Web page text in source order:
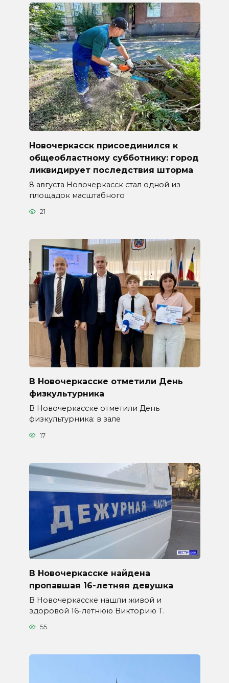
Новочеркасск присоединился к
общеобластному субботнику: город
ликвидирует последствия шторма
8 августа Новочеркасск стал одной из
площадок масштабного
21
В Новочеркасске отметили День
физкультурника
В Новочеркасске отметили День
физкультурника: в зале
17
В Новочеркасске найдена
пропавшая 16-летняя девушка
В Новочеркасске нашли живой и
здоровой 16-летнюю Викторию Т.
55